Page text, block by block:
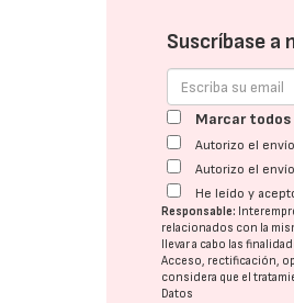
Suscríbase a
Marcar todos
Autorizo el
Autorizo el
He leído y
Responsable:
relacionados con la
llevar a cabo las
Acceso, rectificación,
considera que el
Datos